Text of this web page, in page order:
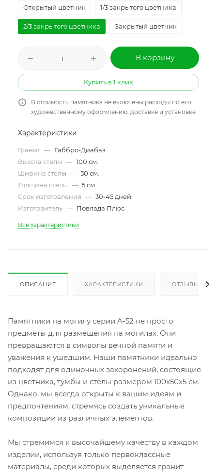
Открытый цветник
1/3 закрытого цветника
2/3 закрытого цветника Закрытый цветник
В корзину
Купить в 1 клик
В стоимость памятника не включены расходы по его
художественному оформлению, доставке и установке
Характеристики
Гранит — Габбро-Диабаз
Высота стелы — 100 см.
Ширина стелы — 50 см.
Толщина стелы — 5 см.
Срок изготовления — 30-45 дней.
Изготовитель — Повлада Плюс
Все характеристики
ОПИСАНИЕ ХАРАКТЕРИСТИКИ ОТЗЫВЫ
Памятники на могилу серии A-52 не просто
предметы для размещения на могилах. Они
превращаются в символы вечной памяти и
уважения к ушедшим. Наши памятники идеально
подходят для одиночных захоронений, состоящие
из цветника, тумбы и стелы размером 100х50х5 см.
Однако, мы всегда открыты к вашим идеям и
предпочтениям, стремясь создать уникальные
композиции из различных элементов.
Мы стремимся к высочайшему качеству в каждом
изделии, используя только первоклассные
материалы, среди которых выделяется гранит